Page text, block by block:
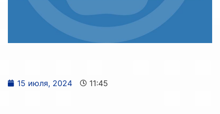
15 июля, 2024 11:45